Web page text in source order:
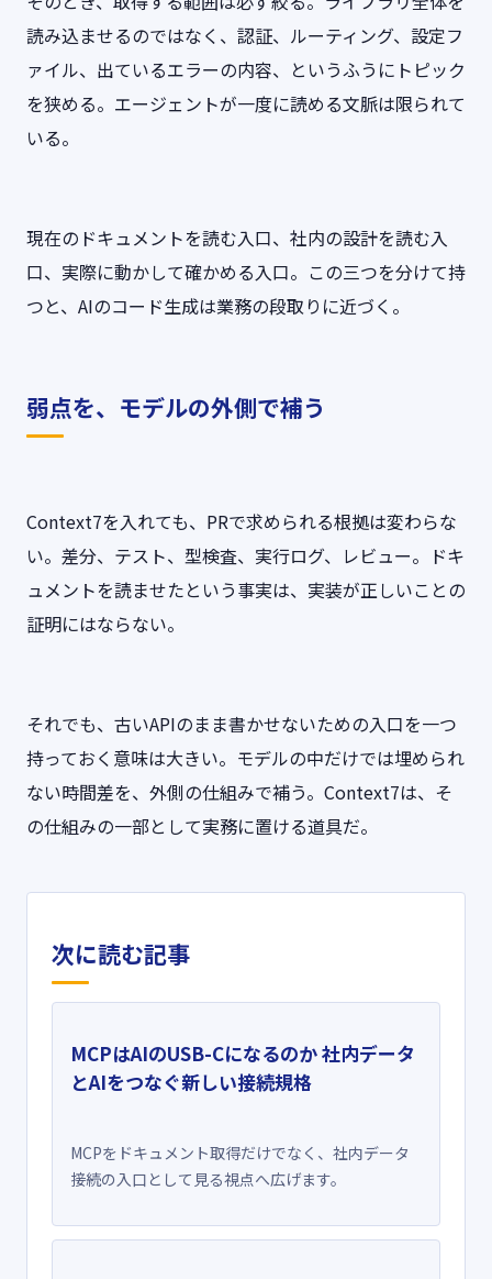
読み込ませるのではなく、認証、ルーティング、設定フ
ァイル、出ているエラーの内容、というふうにトピック
を狭める。エージェントが一度に読める文脈は限られて
いる。
現在のドキュメントを読む入口、社内の設計を読む入
口、実際に動かして確かめる入口。この三つを分けて持
つと、AIのコード生成は業務の段取りに近づく。
弱点を、モデルの外側で補う
Context7を入れても、PRで求められる根拠は変わらな
い。差分、テスト、型検査、実行ログ、レビュー。ドキ
ュメントを読ませたという事実は、実装が正しいことの
証明にはならない。
それでも、古いAPIのまま書かせないための入口を一つ
持っておく意味は大きい。モデルの中だけでは埋められ
ない時間差を、外側の仕組みで補う。Context7は、そ
の仕組みの一部として実務に置ける道具だ。
次に読む記事
MCPはAIのUSB-Cになるのか 社内データ
とAIをつなぐ新しい接続規格
MCPをドキュメント取得だけでなく、社内データ
接続の入口として見る視点へ広げます。